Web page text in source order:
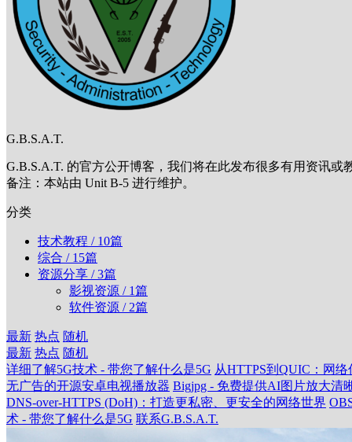
G.B.S.A.T.
G.B.S.A.T. 的官方公开博客，我们将在此发布很多有用资讯
备注：本站由 Unit B-5 进行维护。
分类
技术教程 / 10篇
综合 / 15篇
资源分享 / 3篇
影视资源 / 1篇
软件资源 / 2篇
最新 热点 随机
最新 热点 随机
详细了解5G技术 - 带您了解什么是5G 从HTTPS到QUIC：网
无广告的开源安卓电视播放器 Bigjpg - 免费提供AI图片放大清
DNS-over-HTTPS (DoH)：打造更私密、更安全的网络世界
术 - 带您了解什么是5G 联系G.B.S.A.T.